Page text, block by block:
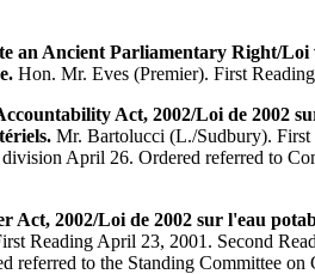
an Ancient Parliamentary Right/Loi
Hon. Mr. Eves (Premier). First
Act, 2002/Loi de 2002
Mr. Bartolucci (L./Sudbury).
April 26. Ordered referred to
Act, 2002/Loi de 2002 sur l'eau
Reading April 23, 2001. Second
referred to the Standing Committee on